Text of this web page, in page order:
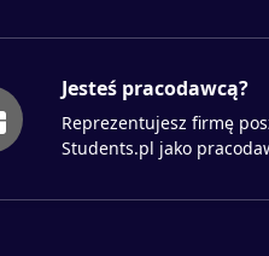
Jesteś pracodawcą?
Reprezentujesz firmę
Students.pl jako